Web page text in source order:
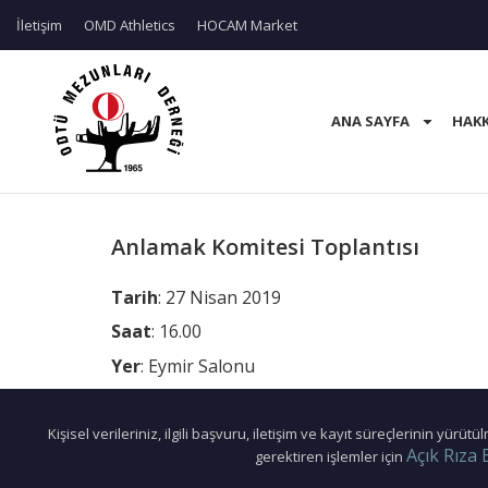
İletişim OMD Athletics HOCAM Market
ANA SAYFA
Anlamak Komitesi Toplantısı
Tarih: 27 Nisan 2019
Saat: 16.00
Yer: Eymir Salonu
Kişisel verileriniz, ilgili başvuru, iletişim ve kayıt süreçlerinin
gerektiren işlemler için Açık Rıza